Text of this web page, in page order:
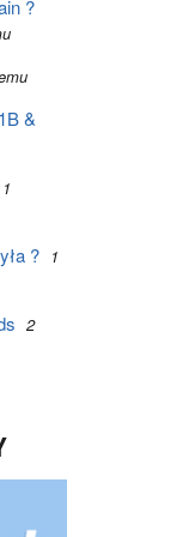
?
&
1
? 1
2